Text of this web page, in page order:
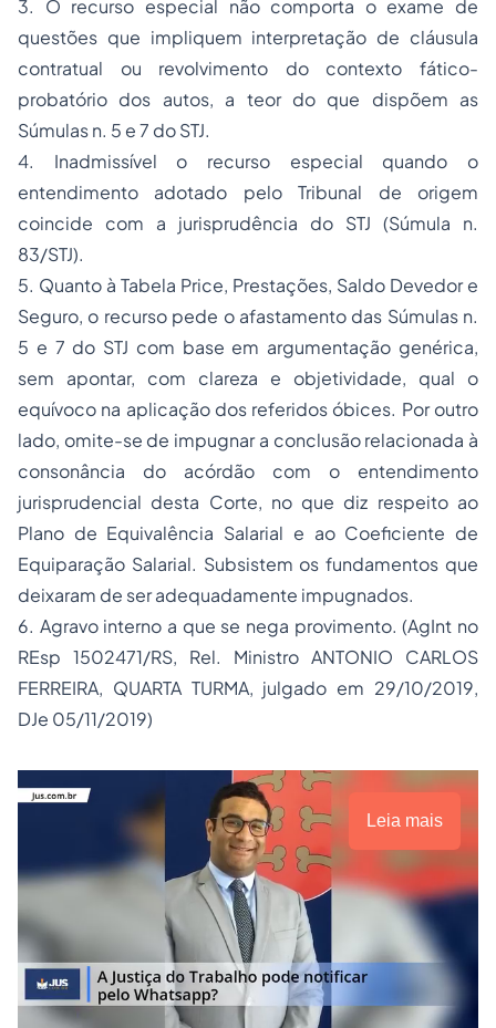
3. O recurso especial não comporta o exame de
questões que impliquem interpretação de cláusula
contratual ou revolvimento do contexto fático-
probatório dos autos, a teor do que dispõem as
Súmulas n. 5 e 7 do STJ.
4. Inadmissível o recurso especial quando o
entendimento adotado pelo Tribunal de origem
coincide com a jurisprudência do STJ (Súmula n.
83/STJ).
5. Quanto à Tabela Price, Prestações, Saldo Devedor e
Seguro, o recurso pede o afastamento das Súmulas n.
5 e 7 do STJ com base em argumentação genérica,
sem apontar, com clareza e objetividade, qual o
equívoco na aplicação dos referidos óbices. Por outro
lado, omite-se de impugnar a conclusão relacionada à
consonância do acórdão com o entendimento
jurisprudencial desta Corte, no que diz respeito ao
Plano de Equivalência Salarial e ao Coeficiente de
Equiparação Salarial. Subsistem os fundamentos que
deixaram de ser adequadamente impugnados.
6. Agravo interno a que se nega provimento. (AgInt no
REsp 1502471/RS, Rel. Ministro ANTONIO CARLOS
FERREIRA, QUARTA TURMA, julgado em 29/10/2019,
DJe 05/11/2019)
Leia mais